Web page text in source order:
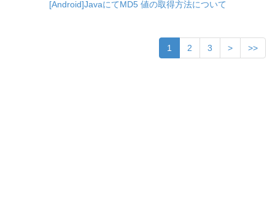
[Android]JavaにてMD5 値の取得方法について
1 2 3 > >>